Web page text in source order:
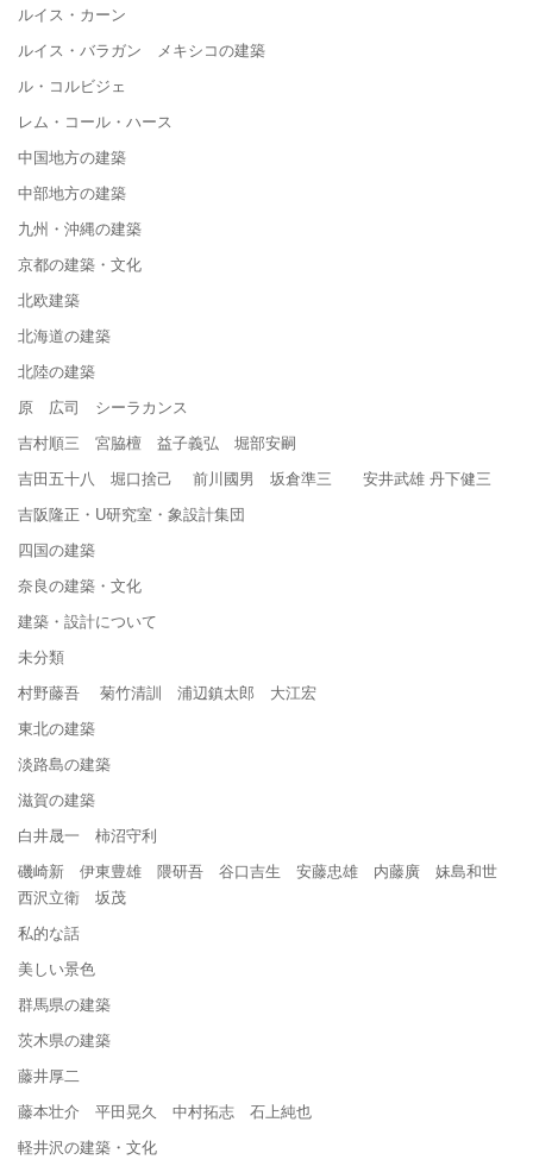
ルイス・カーン
ルイス・バラガン メキシコの建築
ル・コルビジェ
レム・コール・ハース
中国地方の建築
中部地方の建築
九州・沖縄の建築
京都の建築・文化
北欧建築
北海道の建築
北陸の建築
原 広司 シーラカンス
吉村順三 宮脇檀 益子義弘 堀部安嗣
吉田五十八 堀口捨己 前川國男 坂倉準三 安井武雄 丹下健三
吉阪隆正・U研究室・象設計集団
四国の建築
奈良の建築・文化
建築・設計について
未分類
村野藤吾 菊竹清訓 浦辺鎮太郎 大江宏
東北の建築
淡路島の建築
滋賀の建築
白井晟一 柿沼守利
磯崎新 伊東豊雄 隈研吾 谷口吉生 安藤忠雄 内藤廣 妹島和世
西沢立衛 坂茂
私的な話
美しい景色
群馬県の建築
茨木県の建築
藤井厚二
藤本壮介 平田晃久 中村拓志 石上純也
軽井沢の建築・文化